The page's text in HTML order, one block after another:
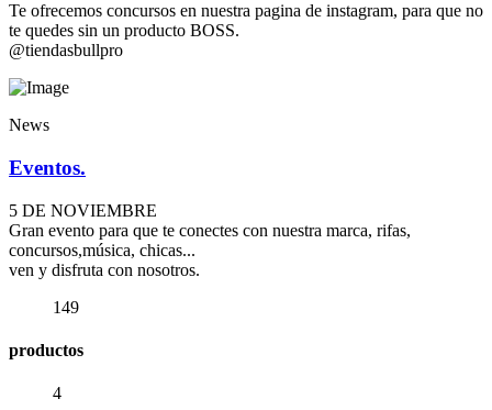
Te ofrecemos concursos en nuestra pagina de instagram, para que no
te quedes sin un producto BOSS.
@tiendasbullpro
News
Eventos.
5 DE NOVIEMBRE
Gran evento para que te conectes con nuestra marca, rifas,
concursos,música, chicas...
ven y disfruta con nosotros.
149
productos
4